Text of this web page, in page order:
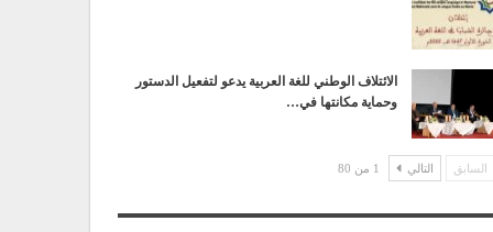
الائتلاف الوطني للغة العربية يدعو لتفعيل الدستور
وحماية مكانتها في…
السابق التالي 1 من 80